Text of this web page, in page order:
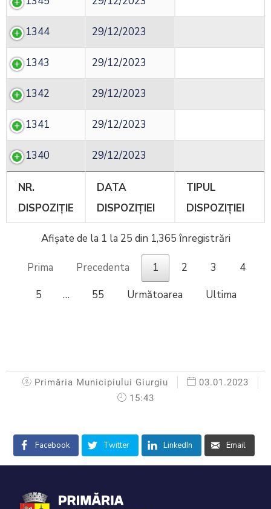
1344 29/12/2023
1343 29/12/2023
1342 29/12/2023
1341 29/12/2023
1340 29/12/2023
NR.
DISPOZIȚIE
DATA
DISPOZIȚIEI
TIPUL
DISPOZIȚIEI
Afișate de la 1 la 25 din 1,365 înregistrări
Prima Precedenta 1 2 3
4
5
… 55 Următoarea Ultima
Primăria Municipiului Giurgiu
03.01.2023
15:43
Facebook Twitter LinkedIn Email